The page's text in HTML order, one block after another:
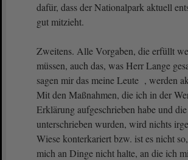
dafür, dass der Nationalpark aktuell
gut mitzieht.
Zweitens. Alle Vorgaben, die erfüllt
müssen, auch das, was Herr Lange
sagen mir das meine Leute , werden
Mit den Maßnahmen, die ich in der
Erklärung aufgeschrieben habe und
unterschrieben wurden, wird nichts
Wiese konterkariert bzw. ist es nicht
mich an Dinge nicht halte, an die ich